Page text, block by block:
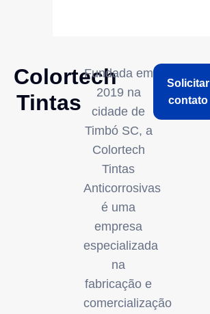
Colortech
Tintas
Fundada em
2019 na
cidade de
Timbó SC, a
Colortech
Tintas
Anticorrosivas
é uma
empresa
especializada
na
fabricação e
comercialização
Solicitar
contato